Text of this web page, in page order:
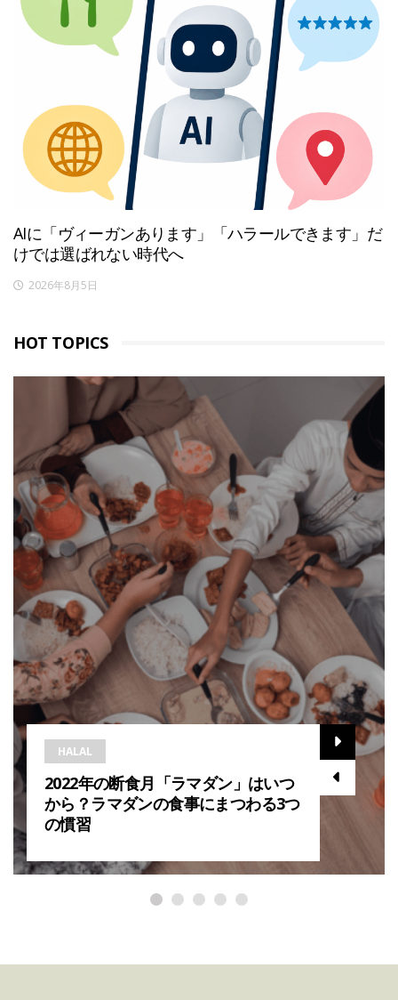
AIに「ヴィーガンあります」「ハラールできます」だ
けでは選ばれない時代へ
2026年8月5日
HOT TOPICS
HALAL
2022年の断食月「ラマダン」はいつ
から？ラマダンの食事にまつわる3つ
の慣習